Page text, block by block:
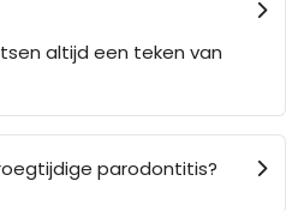
altijd een teken van
parodontitis?